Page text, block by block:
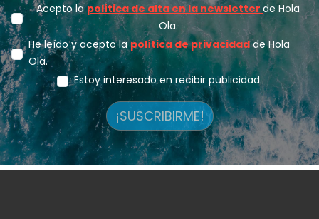
Acepto lapolítica de alta en la newsletter de Hola
Ola.
He leído y acepto lapolítica de privacidadde Hola
Ola.
Estoy interesado en recibir publicidad.
¡SUSCRIBIRME!